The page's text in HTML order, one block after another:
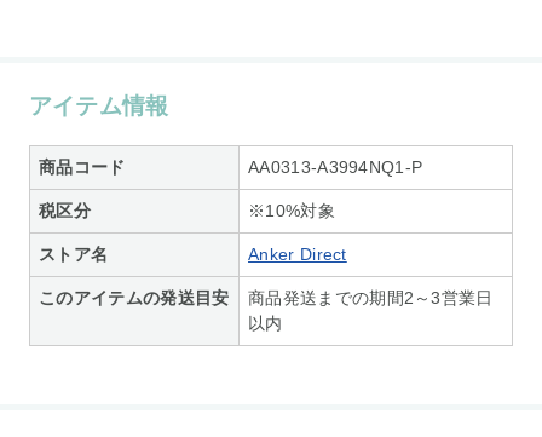
アイテム情報
商品コード AA0313-A3994NQ1-P
税区分 ※10%対象
ストア名 Anker Direct
このアイテムの発送目安
商品発送までの期間2～3営業日
以内